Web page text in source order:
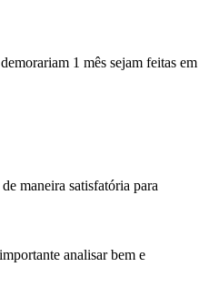
1 mês sejam feitas em
maneira satisfatória para
analisar bem e